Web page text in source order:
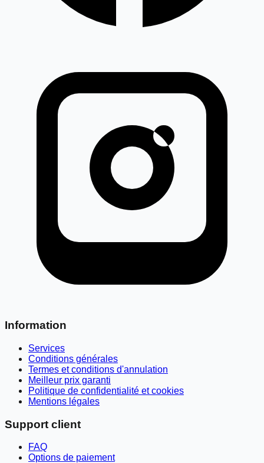
Information
Services
Conditions générales
Termes et conditions d'annulation
Meilleur prix garanti
Politique de confidentialité et cookies
Mentions légales
Support client
FAQ
Options de paiement